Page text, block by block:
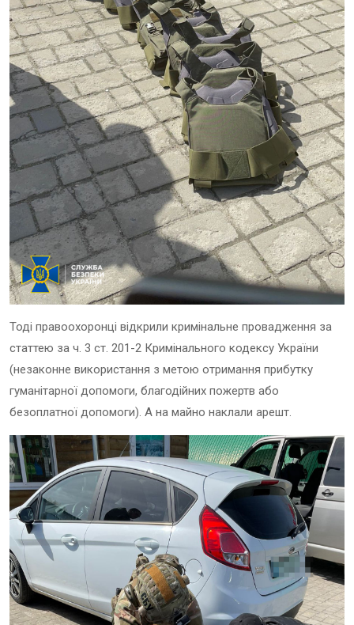
Тоді правоохоронці відкрили кримінальне провадження за
статтею за ч. 3 ст. 201-2 Кримінального кодексу України
(незаконне використання з метою отримання прибутку
гуманітарної допомоги, благодійних пожертв або
безоплатної допомоги). А на майно наклали арешт.